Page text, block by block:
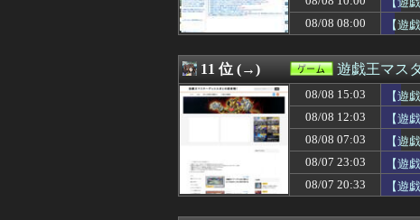
08/08 08:00
【遊戯王情報】遊
08/08 07:47
絵が化け物みたい
08/08 07:01
2027/2/18発売予定
08/08 07:01
【ウマ娘】正直ダ
08/08 07:00
【悲報】メトロイ
08/08 07:00
【遊戯王情報】
【艦これ】フラン
バイトが佐川に持
08/08 06:25
上条当麻さん、女子
08/08 06:05
【FF14】Switch2版
08/08 06:00
【FGO】水着玉藻
08/08 08:00
【遊
11 位 (→) 遊戯王マス
08/08 15:03
【遊
08/08 12:03
【遊
08/08 07:03
【遊
08/07 23:03
【遊
08/07 20:33
【遊